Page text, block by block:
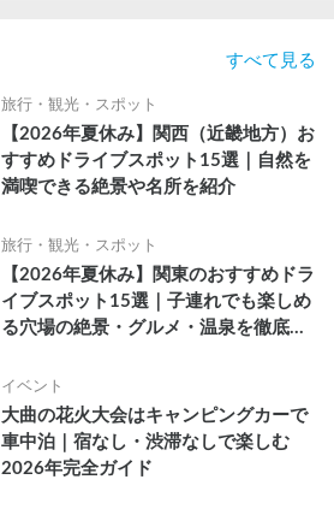
すべて見る
旅行・観光・スポット
【2026年夏休み】関西（近畿地方）お
すすめドライブスポット15選｜自然を
満喫できる絶景や名所を紹介
旅行・観光・スポット
【2026年夏休み】関東のおすすめドラ
イブスポット15選｜子連れでも楽しめ
る穴場の絶景・グルメ・温泉を徹底解
イベント
大曲の花火大会はキャンピングカーで
車中泊｜宿なし・渋滞なしで楽しむ
2026年完全ガイド